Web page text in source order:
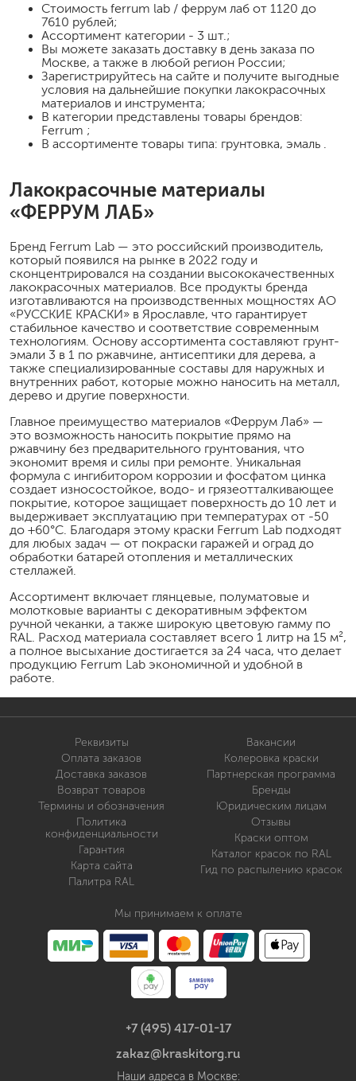
Стоимость ferrum lab / феррум лаб от 1120 до
7610 рублей;
Ассортимент категории - 3 шт.;
Вы можете заказать доставку в день заказа по
Москве, а также в любой регион России;
Зарегистрируйтесь на сайте и получите выгодные
условия на дальнейшие покупки лакокрасочных
материалов и инструмента;
В категории представлены товары брендов:
Ferrum ;
В ассортименте товары типа: грунтовка, эмаль .
Лакокрасочные материалы
«ФЕРРУМ ЛАБ»
Бренд Ferrum Lab — это российский производитель,
который появился на рынке в 2022 году и
сконцентрировался на создании высококачественных
лакокрасочных материалов. Все продукты бренда
изготавливаются на производственных мощностях АО
«РУССКИЕ КРАСКИ» в Ярославле, что гарантирует
стабильное качество и соответствие современным
технологиям. Основу ассортимента составляют грунт-
эмали 3 в 1 по ржавчине, антисептики для дерева, а
также специализированные составы для наружных и
внутренних работ, которые можно наносить на металл,
дерево и другие поверхности.
Главное преимущество материалов «Феррум Лаб» —
это возможность наносить покрытие прямо на
ржавчину без предварительного грунтования, что
экономит время и силы при ремонте. Уникальная
формула с ингибитором коррозии и фосфатом цинка
создает износостойкое, водо- и грязеотталкивающее
покрытие, которое защищает поверхность до 10 лет и
выдерживает эксплуатацию при температурах от -50
до +60°C. Благодаря этому краски Ferrum Lab подходят
для любых задач — от покраски гаражей и оград до
обработки батарей отопления и металлических
стеллажей.
Ассортимент включает глянцевые, полуматовые и
молотковые варианты с декоративным эффектом
ручной чеканки, а также широкую цветовую гамму по
RAL. Расход материала составляет всего 1 литр на 15 м²,
а полное высыхание достигается за 24 часа, что делает
продукцию Ferrum Lab экономичной и удобной в
работе.
Реквизиты
Оплата заказов
Доставка заказов
Возврат товаров
Термины и обозначения
Политика
конфиденциальности
Гарантия
Карта сайта
Палитра RAL
Вакансии
Колеровка краски
Партнерская программа
Бренды
Юридическим лицам
Отзывы
Краски оптом
Каталог красок по RAL
Гид по распылению красок
Мы принимаем к оплате
+7 (495) 417-01-17
zakaz@kraskitorg.ru
Наши адреса в Москве: